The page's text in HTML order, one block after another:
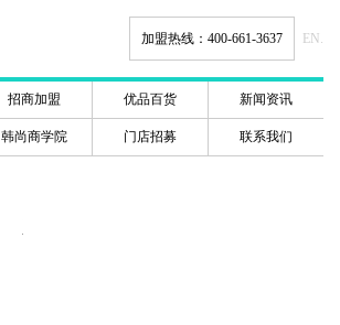
加盟热线：400-661-3637 EN.
招商加盟 优品百货 新闻资讯
韩尚商学院 门店招募 联系我们